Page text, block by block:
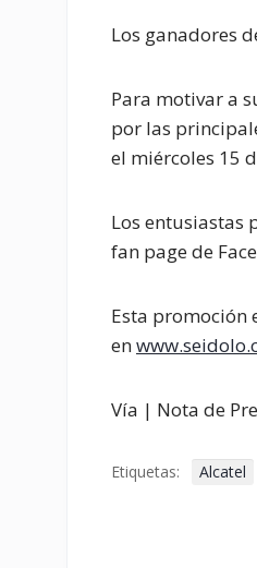
Los ganadores
Para motivar a
por las
el miércoles 15
Los entusiastas
fan page de
Esta promoción
en
Vía | Nota de
Etiquetas: Alcatel